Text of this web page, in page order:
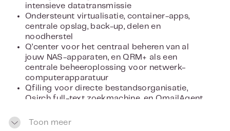
intensieve datatransmissie
Ondersteunt virtualisatie, container-apps,
centrale opslag, back-up, delen en
noodherstel
Q’center voor het centraal beheren van al
jouw NAS-apparaten, en QRM+ als een
centrale beheeroplossing voor netwerk-
computerapparatuur
Qfiling voor directe bestandsorganisatie,
Qsirch full-text zoekmachine, en QmailAgent
Schaalbaar tot 56 schijven met QNAP-
Toon meer